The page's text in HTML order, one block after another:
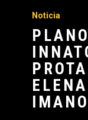
Noticia